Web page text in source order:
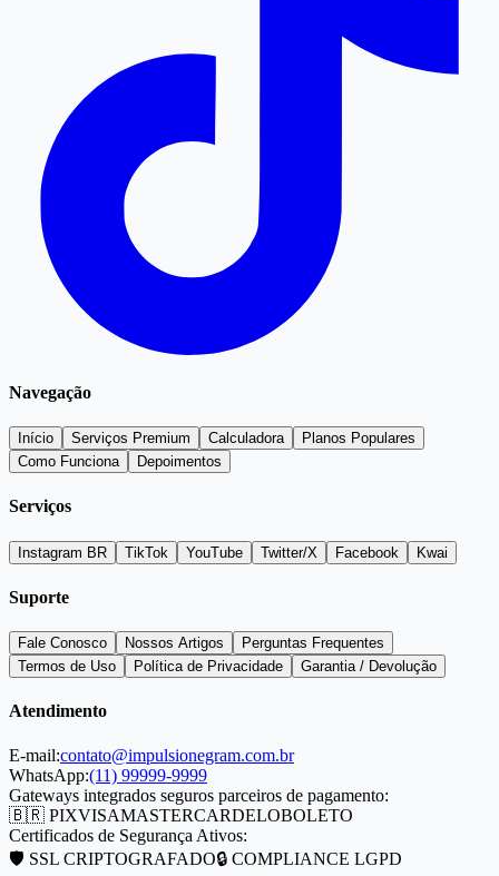
Navegação
Início Serviços Premium Calculadora
Planos Populares
Como Funciona
Depoimentos
Serviços
Instagram BR TikTok YouTube Twitter/X Facebook Kwai
Suporte
Fale Conosco Nossos Artigos
Perguntas Frequentes
Termos de Uso
Política de Privacidade Garantia / Devolução
Atendimento
E-mail:contato@impulsionegram.com.br
WhatsApp:(11) 99999-9999
Gateways integrados seguros parceiros de pagamento:
🇧🇷 PIXVISAMASTERCARDELOBOLETO
Certificados de Segurança Ativos:
🛡️ SSL CRIPTOGRAFADO🔒 COMPLIANCE LGPD